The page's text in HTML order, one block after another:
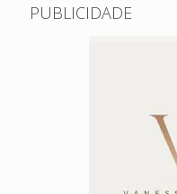
PUBLICIDADE